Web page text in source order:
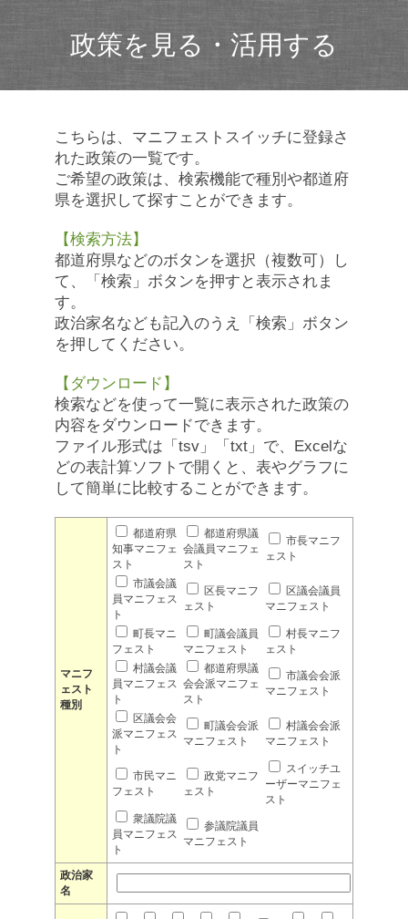
政策を見る・活用する
こちらは、マニフェストスイッチに登録さ
れた政策の一覧です。
ご希望の政策は、検索機能で種別や都道府
県を選択して探すことができます。
【検索方法】
都道府県などのボタンを選択（複数可）し
て、「検索」ボタンを押すと表示されま
す。
政治家名なども記入のうえ「検索」ボタン
を押してください。
【ダウンロード】
検索などを使って一覧に表示された政策の
内容をダウンロードできます。
ファイル形式は「tsv」「txt」で、Excelな
どの表計算ソフトで開くと、表やグラフに
して簡単に比較することができます。
マニフ
ェスト
種別
都道府県
知事マニフェ
スト
都道府県議
会議員マニフェ
スト
市長マニフ
ェスト
市議会議
員マニフェス
ト
区長マニフ
ェスト
区議会議員
マニフェスト
町長マニ
フェスト
町議会議員
マニフェスト
村長マニフ
ェスト
村議会議
員マニフェス
ト
都道府県議
会会派マニフェ
スト
市議会会派
マニフェスト
区議会会
派マニフェス
ト
町議会会派
マニフェスト
村議会会派
マニフェスト
市民マニ
フェスト
政党マニフ
ェスト
スイッチユ
ーザーマニフェ
スト
衆議院議
員マニフェス
ト
参議院議員
マニフェスト
政治家
名